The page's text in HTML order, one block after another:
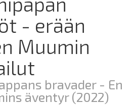
- erään
Muumin
bravader - En
äventyr (2022)